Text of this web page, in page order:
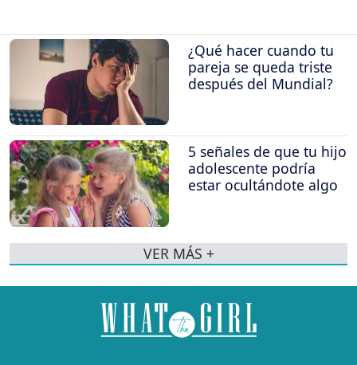
¿Qué hacer cuando tu
pareja se queda triste
después del Mundial?
5 señales de que tu hijo
adolescente podría
estar ocultándote algo
VER MÁS +